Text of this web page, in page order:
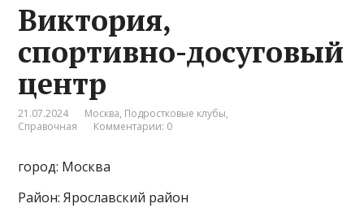
Виктория,
спортивно-досуговый
центр
21.07.2024 Москва, Подростковые клубы,
Справочная
Комментарии: 0
город: Москва
Район: Ярославский район